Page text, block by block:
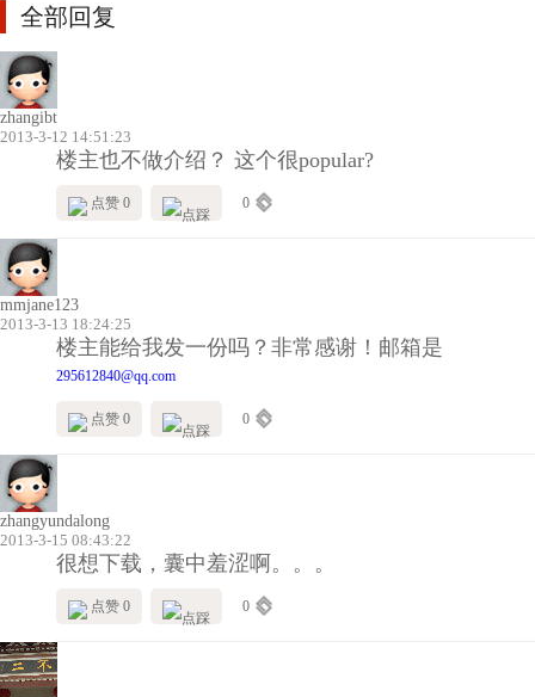
全部回复
zhangibt
2013-3-12 14:51:23
楼主也不做介绍？ 这个很popular?
点赞 0 0
mmjane123
2013-3-13 18:24:25
楼主能给我发一份吗？非常感谢！邮箱是
295612840@qq.com
点赞 0 0
zhangyundalong
2013-3-15 08:43:22
很想下载，囊中羞涩啊。。。
点赞 0 0